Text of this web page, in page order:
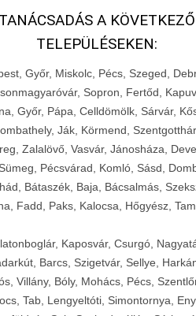
TANÁCSADÁS A KÖVETKEZŐ
TELEPÜLÉSEKEN:
Győr, Miskolc, Pécs, Szeged,
Sopron, Fertőd,
Győr, Pápa, Celldömölk, Sárvár,
Ják, Körmend,
Zalalövő, Vasvár, Jánosháza,
Pécsvárad, Komló, Sásd,
Bátaszék, Baja, Bácsalmás,
Fadd, Paks, Kalocsa, Hőgyész,
Kaposvár, Csurgó,
Barcs, Szigetvár, Sellye,
Villány, Bóly, Mohács, Pécs,
Tab, Lengyeltóti, Simontornya,